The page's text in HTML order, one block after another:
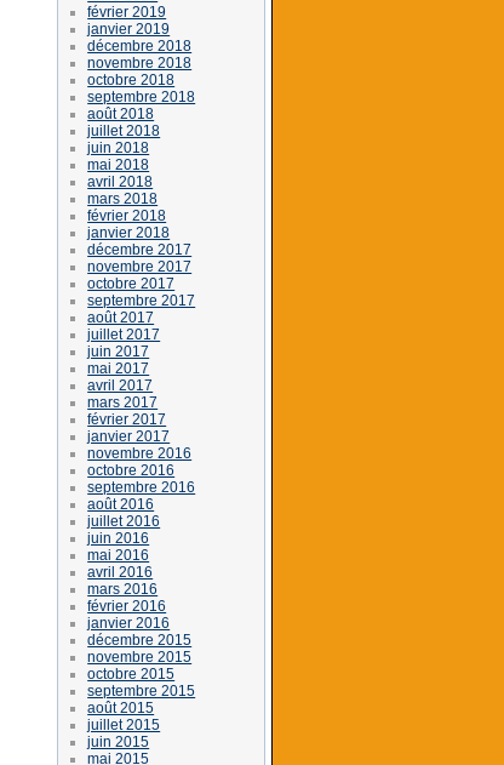
février 2019
janvier 2019
décembre 2018
novembre 2018
octobre 2018
septembre 2018
août 2018
juillet 2018
juin 2018
mai 2018
avril 2018
mars 2018
février 2018
janvier 2018
décembre 2017
novembre 2017
octobre 2017
septembre 2017
août 2017
juillet 2017
juin 2017
mai 2017
avril 2017
mars 2017
février 2017
janvier 2017
novembre 2016
octobre 2016
septembre 2016
août 2016
juillet 2016
juin 2016
mai 2016
avril 2016
mars 2016
février 2016
janvier 2016
décembre 2015
novembre 2015
octobre 2015
septembre 2015
août 2015
juillet 2015
juin 2015
mai 2015